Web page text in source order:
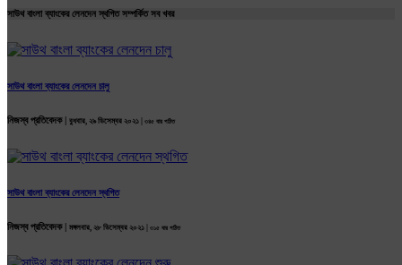
সাউথ বাংলা ব্যাংকের লেনদেন স্থগিত সম্পর্কিত সব খবর
সাউথ বাংলা ব্যাংকের লেনদেন চালু
নিজস্ব প্রতিবেদক | বুধবার, ২৯ ডিসেম্বর ২০২১ | ৩৪৫ বার পঠিত
সাউথ বাংলা ব্যাংকের লেনদেন স্থগিত
নিজস্ব প্রতিবেদক | মঙ্গলবার, ২৮ ডিসেম্বর ২০২১ | ৩১৫ বার পঠিত